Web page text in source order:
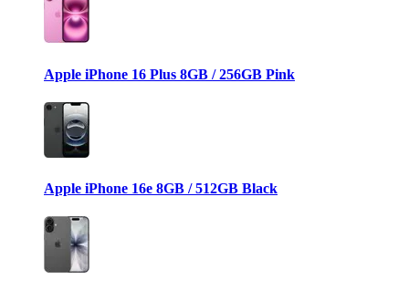
Apple iPhone 16 Plus 8GB / 256GB Pink
Apple iPhone 16e 8GB / 512GB Black